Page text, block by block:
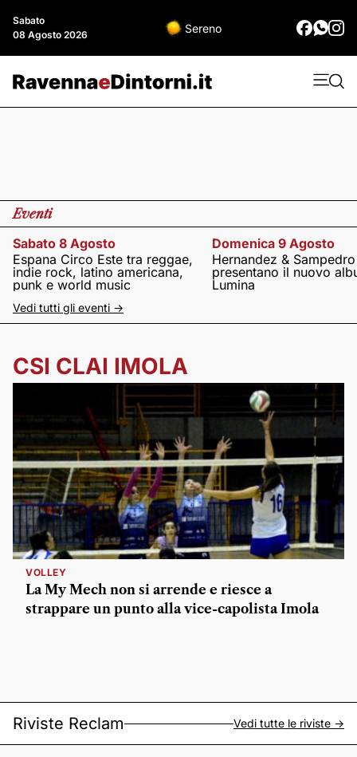
Sabato
08 Agosto 2026
Sereno
Eventi
Sabato 8 Agosto
Espana Circo Este tra reggae,
indie rock, latino americana,
punk e world music
Domenica 9 Agosto
Hernandez & Sampedro
presentano il nuovo
Lumina
Vedi tutti gli eventi ->
CSI CLAI IMOLA
VOLLEY
La My Mech non si arrende e riesce a
strappare un punto alla vice-capolista Imola
Riviste Reclam Vedi tutte le riviste ->